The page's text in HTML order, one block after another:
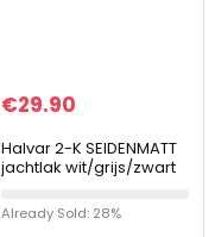
€29.90
Halvar 2-K SEIDENMATT
jachtlak wit/grijs/zwart
voor
GFK/polyester/kunststof
Already Sold: 28%